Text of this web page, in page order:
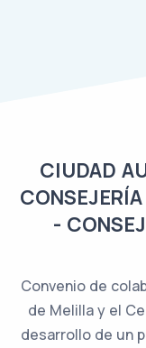
CIUDAD
-
Convenio de
de Melilla y el
desarrollo de un